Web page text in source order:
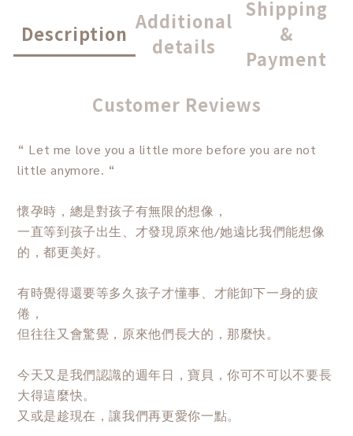
Description
Additional
details
Shipping
&
Payment
Customer Reviews
“ Let me love you a little more before you are not
little anymore. “
懷孕時，總是對孩子有無限的想像，
一直等到孩子出生、才發現原來他/她遠比我們能想像
的，都更美好。
有時覺得還要等多久孩子才懂事、才能卸下一身的疲
倦，
但往往又會驚覺，原來他們長大的，那麼快。
今天又是我們認識的週年日，寶貝，你可不可以不要長
大得這麼快。
又或是趁現在，讓我們再更愛你一點。